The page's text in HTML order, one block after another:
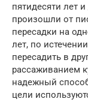
пятидесяти лет
произошли от
пересадки на
лет, по
пересадить в
рассаживанием
надежный
цели